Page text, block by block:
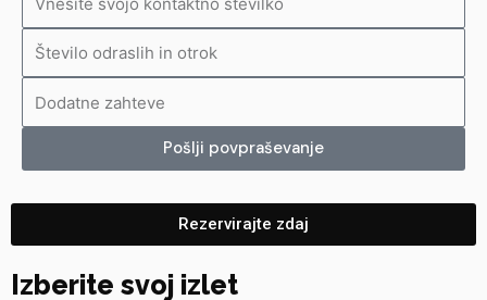
Število
odraslih
zahteve
Pošlji povpraševanje
Rezervirajte zdaj
Izberite svoj izlet